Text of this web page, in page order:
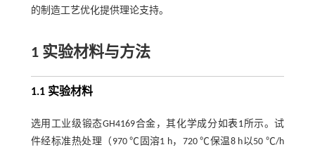
的制造工艺优化提供理论支持。
1 实验材料与方法
1.1 实验材料
选用工业级锻态GH4169合金，其化学成分如表1所示。试
件经标准热处理（970 ℃固溶1 h，720 ℃保温8 h以50 ℃/h